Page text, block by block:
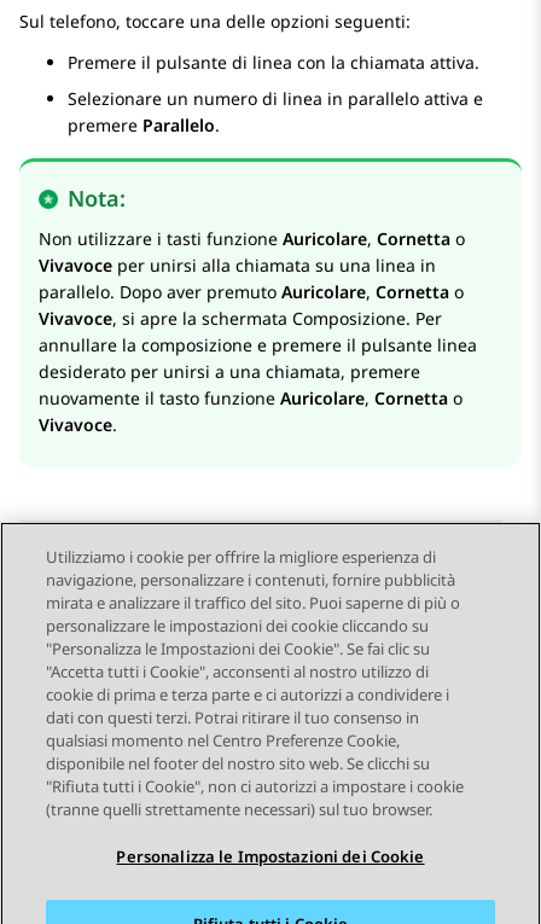
Sul telefono, toccare una delle opzioni seguenti:
Premere il pulsante di linea con la chiamata attiva.
Selezionare un numero di linea in parallelo attiva e
premere Parallelo.
Nota:
Non utilizzare i tasti funzione Auricolare, Cornetta o
Vivavoce per unirsi alla chiamata su una linea in
parallelo. Dopo aver premuto Auricolare, Cornetta o
Vivavoce, si apre la schermata Composizione. Per
annullare la composizione e premere il pulsante linea
desiderato per unirsi a una chiamata, premere
nuovamente il tasto funzione Auricolare, Cornetta o
Vivavoce.
Send Feedback
Navigazione argomento
Argomento precedente Argomento successivo
STAY CONNECTED
Utilizziamo i cookie per offrire la migliore esperienza di
navigazione, personalizzare i contenuti, fornire pubblicità
mirata e analizzare il traffico del sito. Puoi saperne di più o
personalizzare le impostazioni dei cookie cliccando su
"Personalizza le Impostazioni dei Cookie". Se fai clic su
"Accetta tutti i Cookie", acconsenti al nostro utilizzo di
cookie di prima e terza parte e ci autorizzi a condividere i
dati con questi terzi. Potrai ritirare il tuo consenso in
qualsiasi momento nel Centro Preferenze Cookie,
disponibile nel footer del nostro sito web. Se clicchi su
"Rifiuta tutti i Cookie", non ci autorizzi a impostare i cookie
(tranne quelli strettamente necessari) sul tuo browser.
Personalizza le Impostazioni dei Cookie